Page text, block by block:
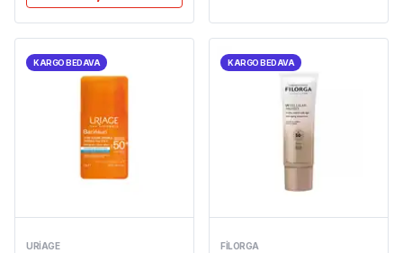
KARGO BEDAVA
URIAGE
KARGO BEDAVA
FILORGA